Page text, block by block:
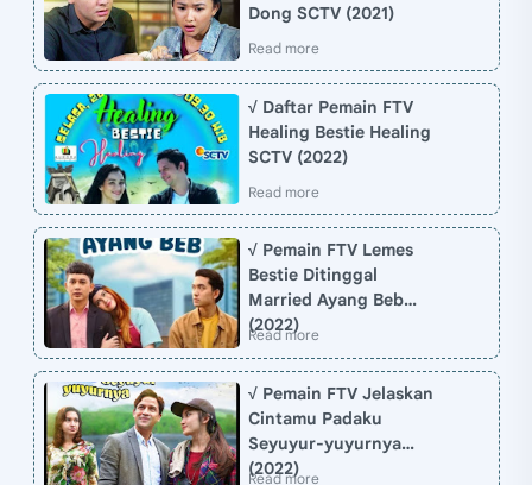
Dong SCTV (2021)
√ Daftar Pemain FTV
Healing Bestie Healing
SCTV (2022)
√ Pemain FTV Lemes
Bestie Ditinggal
Married Ayang Beb
(2022)
√ Pemain FTV Jelaskan
Cintamu Padaku
Seyuyur-yuyurnya
(2022)